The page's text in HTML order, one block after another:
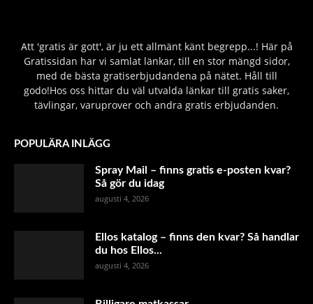
Att 'gratis är gott', är ju ett allmänt känt begrepp...! Här på
Gratissidan har vi samlat länkar, till en stor mängd sidor,
med de bästa gratiserbjudandena på nätet. Håll till
godo!Hos oss hittar du väl utvalda länkar till gratis saker,
tävlingar, varuprover och andra gratis erbjudanden.
POPULÄRA INLÄGG
Spray Mail – finns gratis e-posten kvar?
Så gör du idag
augusti 4, 2026
Ellos katalog – finns den kvar? Så handlar
du hos Ellos...
augusti 4, 2026